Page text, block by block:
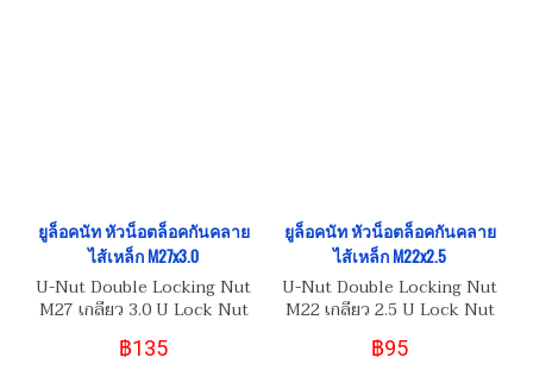
ยูล็อคนัท หัวน็อตล็อคกันคลาย
ไส้เหล็ก M27x3.0
U-Nut Double Locking Nut
M27 เกลียว 3.0 U Lock Nut
หัวน็อตล็อคกันคลายไส้เหล็ก
฿135
ยูล็อคนัท หัวน็อตล็อคกันคลาย
ไส้เหล็ก M22x2.5
U-Nut Double Locking Nut
M22 เกลียว 2.5 U Lock Nut
หัวน็อตล็อคกันคลายไส้เหล็ก
฿95